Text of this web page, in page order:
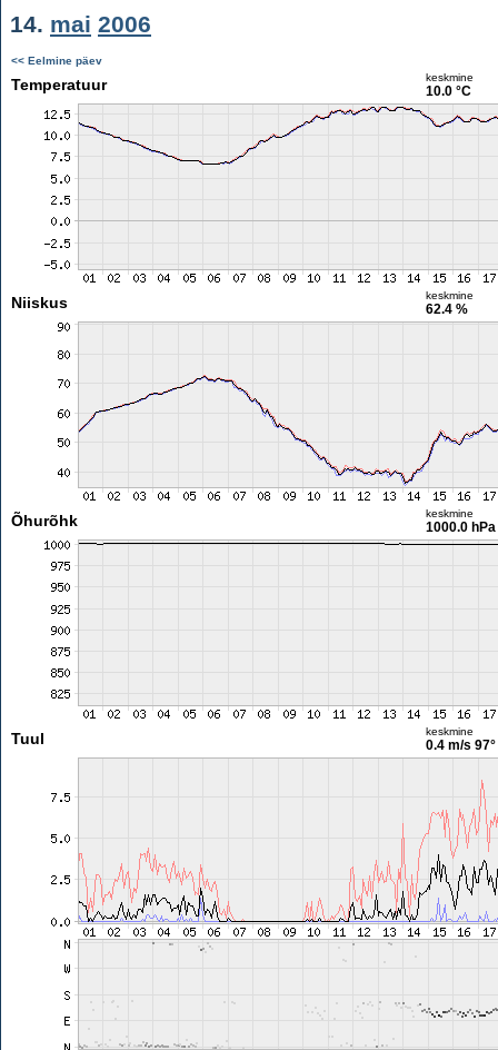
14. mai 2006
<< Eelmine päev
Temperatuur keskmine
10.0 °C
Niiskus keskmine
62.4 %
Õhurõhk keskmine
1000.0 hPa
Tuul keskmine
0.4 m/s 97°